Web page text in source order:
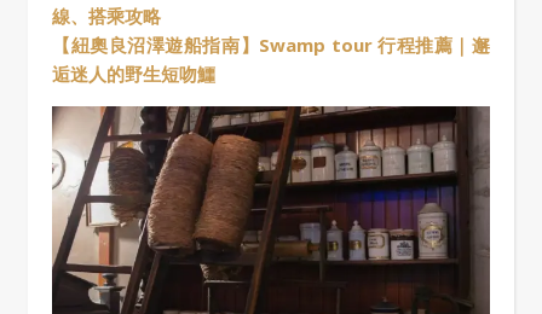
線、搭乘攻略
【紐奧良沼澤遊船指南】Swamp tour 行程推薦｜邂
逅迷人的野生短吻鱷